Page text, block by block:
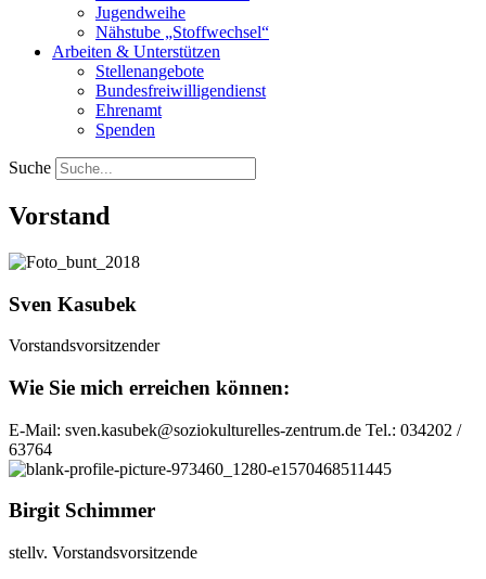
Jugendweihe
Nähstube „Stoffwechsel“
Arbeiten & Unterstützen
Stellenangebote
Bundesfreiwilligendienst
Ehrenamt
Spenden
Suche
Vorstand
Sven Kasubek
Vorstandsvorsitzender
Wie Sie mich erreichen können:
E-Mail: sven.kasubek@soziokulturelles-zentrum.de Tel.: 034202 /
63764
Birgit Schimmer
stellv. Vorstandsvorsitzende